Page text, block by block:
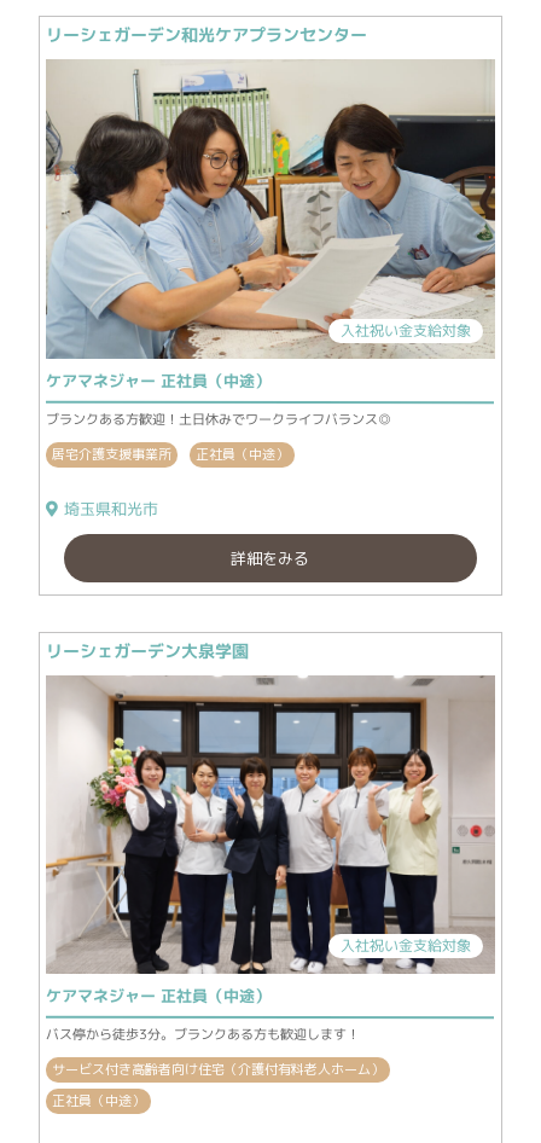
リーシェガーデン和光ケアプランセンター
入社祝い金支給対象
ケアマネジャー 正社員（中途）
ブランクある方歓迎！土日休みでワークライフバランス◎
居宅介護支援事業所 正社員（中途）
埼玉県和光市
詳細をみる
リーシェガーデン大泉学園
入社祝い金支給対象
ケアマネジャー 正社員（中途）
バス停から徒歩3分。ブランクある方も歓迎します！
サービス付き高齢者向け住宅（介護付有料老人ホーム）
正社員（中途）